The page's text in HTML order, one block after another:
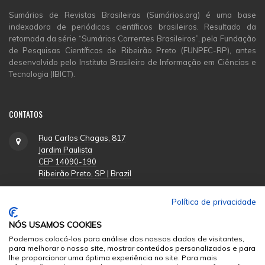
Sumários de Revistas Brasileiras (Sumários.org) é uma base
indexadora de periódicos científicos brasileiros. Resultado da
retomada da série “Sumários Correntes Brasileiros”, pela Fundação
de Pesquisas Científicas de Ribeirão Preto (FUNPEC-RP), antes
desenvolvido pelo Instituto Brasileiro de Informação em Ciências e
Tecnologia (IBICT).
CONTATOS
Rua Carlos Chagas, 817
Jardim Paulista
CEP 14090-190
Ribeirão Preto, SP | Brazil
Política de privacidade
NÓS USAMOS COOKIES
Podemos colocá-los para análise dos nossos dados de visitantes,
para melhorar o nosso site, mostrar conteúdos personalizados e para
lhe proporcionar uma óptima experiência no site. Para mais